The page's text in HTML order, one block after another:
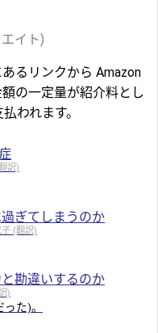
イト)
るリンクから Amazon
の一定量が紹介料とし
われます。
訳)
ぎてしまうのか
(翻訳)
勘違いするのか
)
た)。